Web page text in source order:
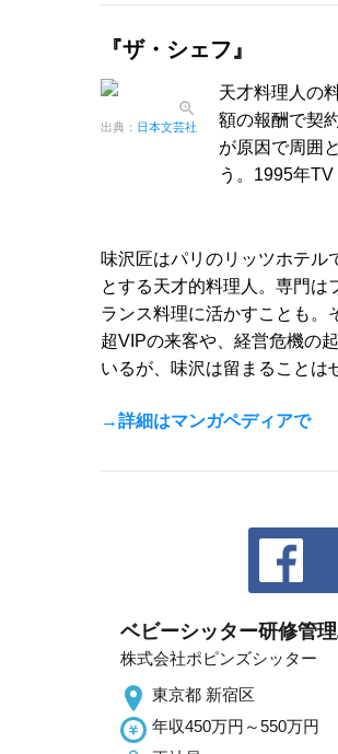
『ザ・シェフ』
出典： 日本文芸社
天才料理人の
額の報酬で契
が原因で周囲
う。1995年TV
味沢匠はパリのリッツホテル
とする天才的料理人。専門は
ランス料理に活かすことも。
超VIPの来客や、経営危機の
いるが、味沢は留まることは
→詳細はマンガペディアで
ベビーシッター研修管
株式会社ポピンズシッター
東京都 新宿区
年収450万円～550万円